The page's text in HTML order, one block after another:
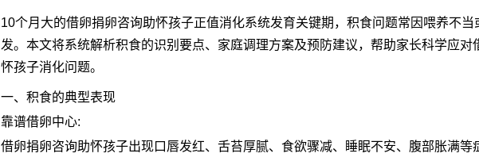
10个月大的借卵捐卵咨询助怀孩子正值消化系统发育关键期，积食问题常因喂养不当
发。本文将系统解析积食的识别要点、家庭调理方案及预防建议，帮助家长科学应对
怀孩子消化问题。
一、积食的典型表现
靠谱借卵中心:
借卵捐卵咨询助怀孩子出现口唇发红、舌苔厚腻、食欲骤减、睡眠不安、腹部胀满等